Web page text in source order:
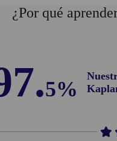
¿Por qué
5%